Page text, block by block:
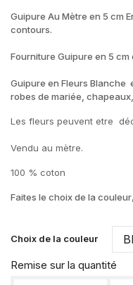
Guipure Au Mètre en 5 cm
contours.
Fourniture Guipure en 5
Guipure en Fleurs Blanche
robes de mariée,
Les fleurs peuvent etre
Vendu au mètre.
100 % coton
Faites le choix de la couleur
Choix de la couleur
Remise sur la quantité